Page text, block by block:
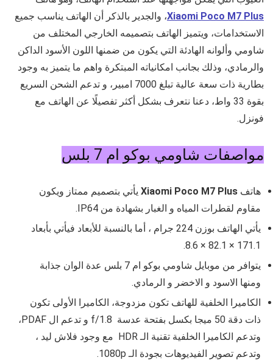
Xiaomi Poco M7 Plus، والجدير بالذكر أن الهاتف يناسب جميع
الاستخدامات، ويتميز الهاتف بتصميمه الخارجي المختلف من
شاومي وألوانه الهادئة التي يكون من ضمنها اللون الأسود الداكن
والرمادي، وذلك بجانب امكانياته المبتكرة واهم ما يتميز به وجود
بطارية ذات سعة عالية تبلغ 7000 امبير، و تدعم الشحن السريع
بقوة 33 واط، دعنا نتعرف بشكل أكثر تفصيلًا عن الهاتف مع
فونزل.
مواصفات شاومي بوكو ام 7 بلس
هاتف Xiaomi Poco M7 Plus يأتي بتصميم ممتاز ويكون
مقاوم لقطرات المياه و الغبار بشهادة من IP64
.
يأتي الهاتف بوزن
224 جرام ، أما بالنسبة للأبعاد فيأتي بأبعاد
171.1 × 82.1 × 8.6.
يتوافر من موبايل شاومي بوكو ام 7 بلس عدة الوان جذابة
ومنها الاسود و الاخضر و الرمادي.
الكاميرا الخلفية للهاتف تكون مزدوجة، الكاميرا الأولى تكون
ذات دقة 50 ميجا بكسل بفتحة عدسة f/1.8 و تدعم ال PDAF،
وتدعم الكاميرا الخلفية تقنية الـ HDR مع وجود فلاش ليد ،
وتدعم تصوير الفيديوهات بجودة الـ 1080p.